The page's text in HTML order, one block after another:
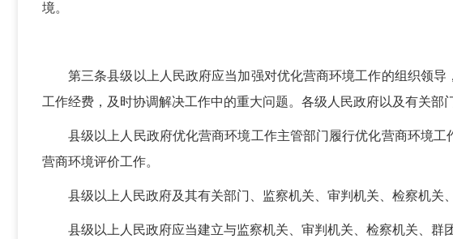
境。
第三条县级以上人民政府应当加强对优化营商环境工作的组织领
工作经费，及时协调解决工作中的重大问题。各级人民政府以及有关部
县级以上人民政府优化营商环境工作主管部门履行优化营商环境
营商环境评价工作。
县级以上人民政府及其有关部门、监察机关、审判机关、检察机关
县级以上人民政府应当建立与监察机关、审判机关、检察机关、群